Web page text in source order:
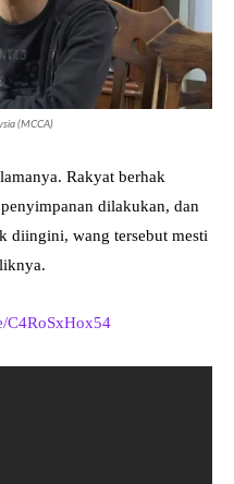
(MCCA)
Rakyat berhak
dilakukan, dan
diingini, wang tersebut mesti
C4RoSxHox54